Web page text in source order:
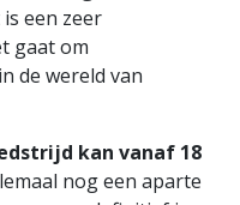
is een zeer
gaat om
de wereld van
kan vanaf 18
nog een aparte